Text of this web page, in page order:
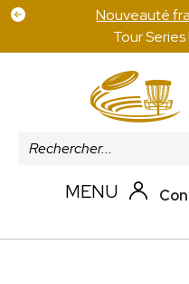
Frais de port
MENU